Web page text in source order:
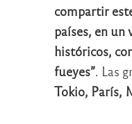
compartir
países, en
históricos,
fueyes”. Las
Tokio, París,